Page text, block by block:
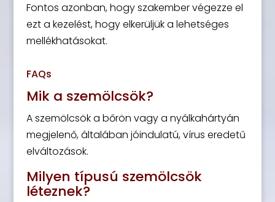
Fontos azonban, hogy szakember végezze el
ezt a kezelést, hogy elkerüljük a lehetséges
mellékhatásokat.
FAQs
Mik a szemölcsök?
A szemölcsök a bőrön vagy a nyálkahártyán
megjelenő, általában jóindulatú, vírus eredetű
elváltozások.
Milyen típusú szemölcsök
léteznek?